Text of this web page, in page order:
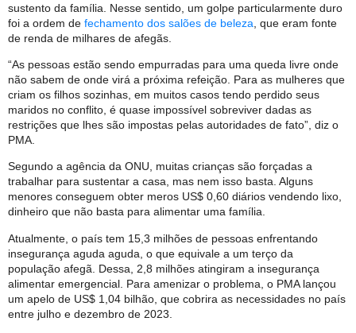
sustento da família. Nesse sentido, um golpe particularmente duro
foi a ordem de fechamento dos salões de beleza , que eram fonte
de renda de milhares de afegãs.
“As pessoas estão sendo empurradas para uma queda livre onde
não sabem de onde virá a próxima refeição. Para as mulheres que
criam os filhos sozinhas, em muitos casos tendo perdido seus
maridos no conflito, é quase impossível sobreviver dadas as
restrições que lhes são impostas pelas autoridades de fato”, diz o
PMA.
Segundo a agência da ONU, muitas crianças são forçadas a
trabalhar para sustentar a casa, mas nem isso basta. Alguns
menores conseguem obter meros US$ 0,60 diários vendendo lixo,
dinheiro que não basta para alimentar uma família.
Atualmente, o país tem 15,3 milhões de pessoas enfrentando
insegurança aguda aguda, o que equivale a um terço da
população afegã. Dessa, 2,8 milhões atingiram a insegurança
alimentar emergencial. Para amenizar o problema, o PMA lançou
um apelo de US$ 1,04 bilhão, que cobrira as necessidades no país
entre julho e dezembro de 2023.